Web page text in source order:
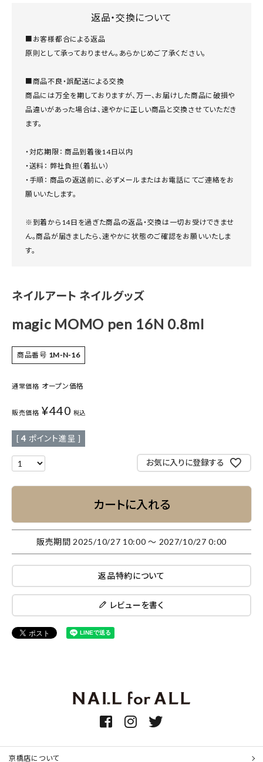
返品・交換について
■お客様都合による返品
原則として承っておりません。あらかじめご了承ください。
■商品不良・誤配送による交換
商品には万全を期しておりますが、万一、お届けした商品に破損や
品違いがあった場合は、速やかに正しい商品と交換させていただき
ます。
・対応期限： 商品到着後14日以内
・送料： 弊社負担（着払い）
・手順： 商品の返送前に、必ずメールまたはお電話にてご連絡をお
願いいたします。
※到着から14日を過ぎた商品の返品・交換は一切お受けできませ
ん。商品が届きましたら、速やかに状態のご確認をお願いいたしま
す。
ネイルアート ネイルグッズ
magic MOMO pen 16N 0.8ml
商品番号 1M-N-16
通常価格 オープン価格
販売価格 ¥440 税込
[ 4 ポイント進呈 ]
お気に入りに登録する
カートに入れる
販売期間 2025/10/27 10:00〜 2027/10/27 0:00
返品特約について
レビューを書く
京橋店について